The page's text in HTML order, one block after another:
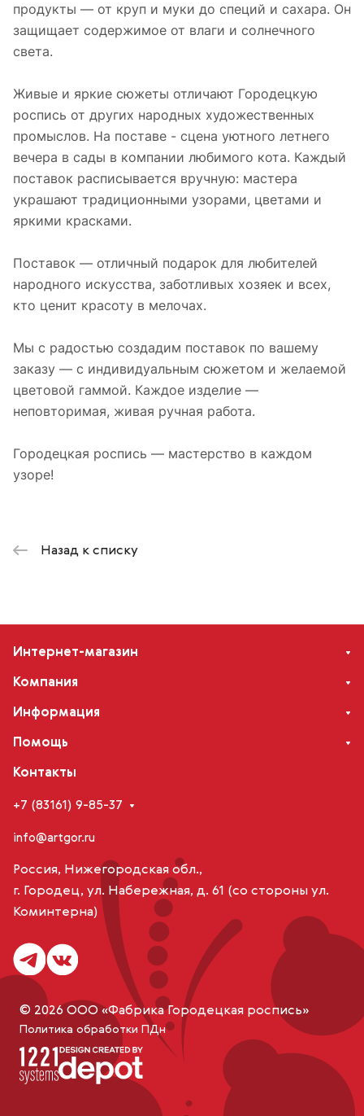
продукты — от круп и муки до специй и сахара. Он
защищает содержимое от влаги и солнечного
света.
Живые и яркие сюжеты отличают Городецкую
роспись от других народных художественных
промыслов. На поставе - сцена уютного летнего
вечера в сады в компании любимого кота. Каждый
поставок расписывается вручную: мастера
украшают традиционными узорами, цветами и
яркими красками.
Поставок — отличный подарок для любителей
народного искусства, заботливых хозяек и всех,
кто ценит красоту в мелочах.
Мы с радостью создадим поставок по вашему
заказу — с индивидуальным сюжетом и желаемой
цветовой гаммой. Каждое изделие —
неповторимая, живая ручная работа.
Городецкая роспись — мастерство в каждом
узоре!
Назад к списку
Интернет-магазин
Компания
Информация
Помощь
Контакты
+7 (83161) 9-85-37
info@artgor.ru
Россия, Нижегородская обл.,
г. Городец, ул. Набережная, д. 61 (со стороны ул.
Коминтерна)
© 2026 ООО «Фабрика Городецкая роспись»
Политика обработки ПДн